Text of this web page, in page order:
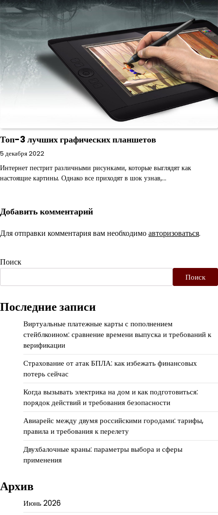
Топ-3 лучших графических планшетов
5 декабря 2022
Интернет пестрит различными рисунками, которые выглядят как
настоящие картины. Однако все приходят в шок узнав,…
Добавить комментарий
Для отправки комментария вам необходимоавторизоваться.
Поиск
Поиск
Последние записи
Виртуальные платежные карты с пополнением
стейблкоином: сравнение времени выпуска и требований к
верификации
Страхование от атак БПЛА: как избежать финансовых
потерь сейчас
Когда вызывать электрика на дом и как подготовиться:
порядок действий и требования безопасности
Авиарейс между двумя российскими городами: тарифы,
правила и требования к перелету
Двухбалочные краны: параметры выбора и сферы
применения
Архив
Июнь 2026